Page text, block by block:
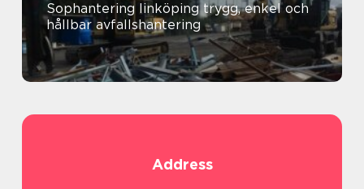
Sophantering linköping trygg, enkel och
hållbar avfallshantering
Address